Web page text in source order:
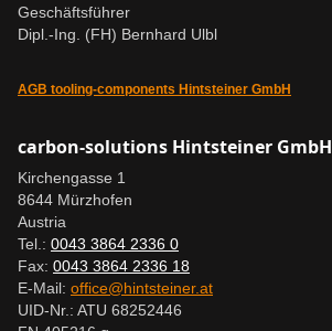
Geschäftsführer
Dipl.-Ing. (FH) Bernhard Ulbl
AGB tooling-components Hintsteiner GmbH
carbon-solutions Hintsteiner GmbH
Kirchengasse 1
8644 Mürzhofen
Austria
Tel.: 0043 3864 2336 0
Fax: 0043 3864 2336 18
E-Mail: office@hintsteiner.at
UID-Nr.: ATU 68252446